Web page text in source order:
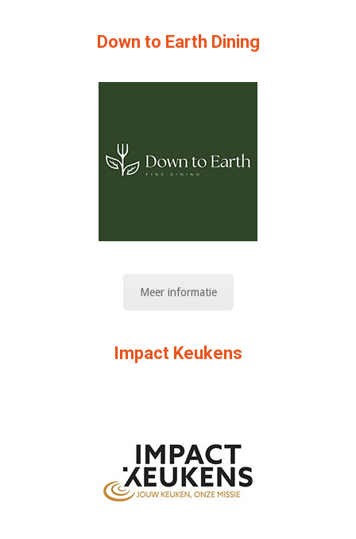
Down to Earth Dining
Meer informatie
Impact Keukens